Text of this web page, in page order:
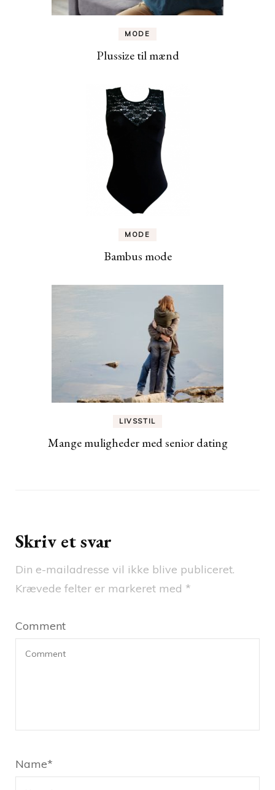
MODE
Plussize til mænd
MODE
Bambus mode
LIVSSTIL
Mange muligheder med senior dating
Skriv et svar
Din e-mailadresse vil ikke blive publiceret.
Krævede felter er markeret med *
Comment
Name*